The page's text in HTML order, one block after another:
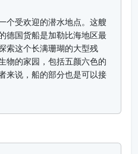
个受欢迎的潜水地点。这艘
德国货船是加勒比海地区最
索这个长满珊瑚的大型残
物的家园，包括五颜六色的
来说，船的部分也是可以接